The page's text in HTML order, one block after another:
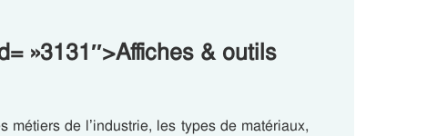
»3131″>Affiches & outils
de l’industrie, les types de matériaux,